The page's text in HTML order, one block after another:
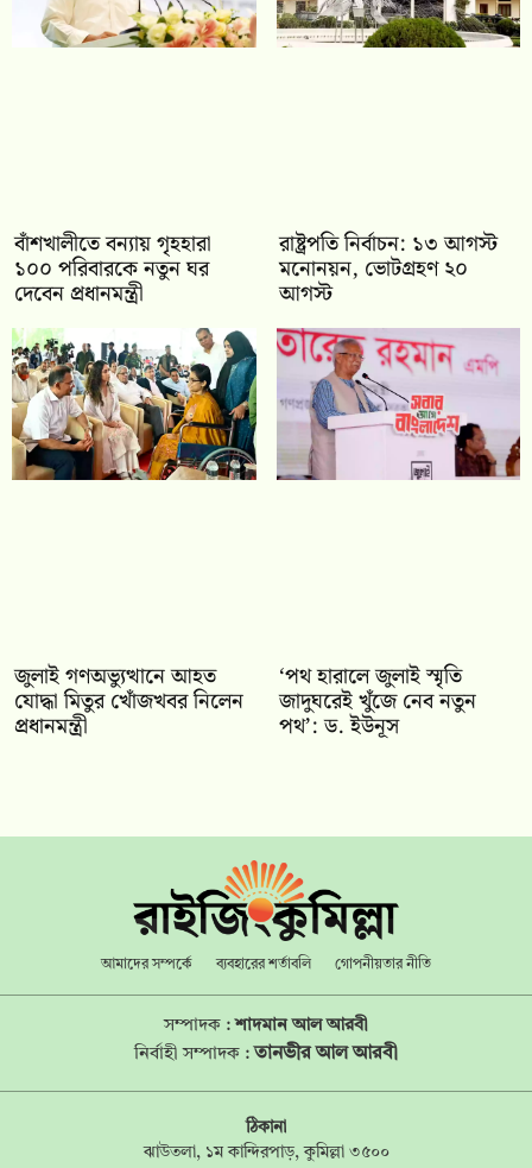
বাঁশখালীতে বন্যায় গৃহহারা
১০০ পরিবারকে নতুন ঘর
দেবেন প্রধানমন্ত্রী
রাষ্ট্রপতি নির্বাচন: ১৩ আগস্ট
মনোনয়ন, ভোটগ্রহণ ২০
আগস্ট
জুলাই গণঅভ্যুত্থানে আহত
যোদ্ধা মিতুর খোঁজখবর নিলেন
প্রধানমন্ত্রী
‘পথ হারালে জুলাই স্মৃতি
জাদুঘরেই খুঁজে নেব নতুন
পথ’: ড. ইউনূস
আমাদের সম্পর্কে ব্যবহারের শর্তাবলি গোপনীয়তার নীতি
সম্পাদক :শাদমান আল আরবী
নির্বাহী সম্পাদক : তানভীর আল আরবী
ঠিকানা
ঝাউতলা, ১ম কান্দিরপাড়, কুমিল্লা ৩৫০০